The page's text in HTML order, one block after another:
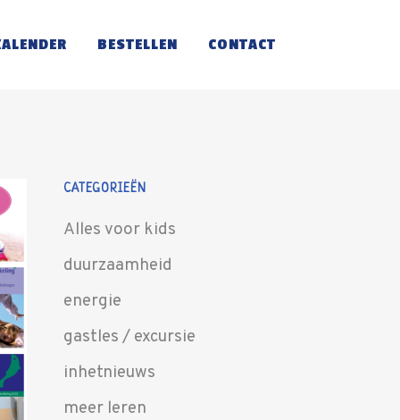
BESTELLEN CONTACT
CATEGORIEËN
Alles voor kids
duurzaamheid
energie
gastles / excursie
inhetnieuws
meer leren